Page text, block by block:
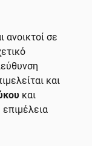
ανοικτοί σε
και
και